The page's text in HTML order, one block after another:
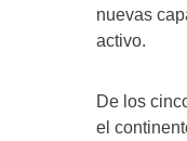
nuevas
activo.
De los
el